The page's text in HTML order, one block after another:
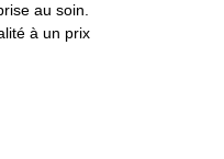
au soin.
à un prix